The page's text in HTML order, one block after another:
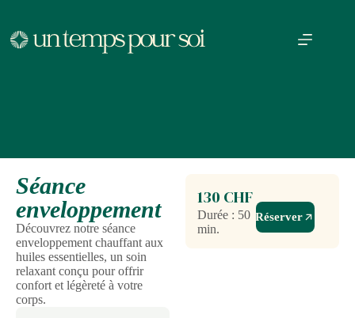
Séance
enveloppement
Découvrez notre séance
enveloppement chauffant aux
huiles essentielles, un soin
relaxant conçu pour offrir
confort et légèreté à votre
corps.
130 CHF
Durée : 50
min.
Réserver